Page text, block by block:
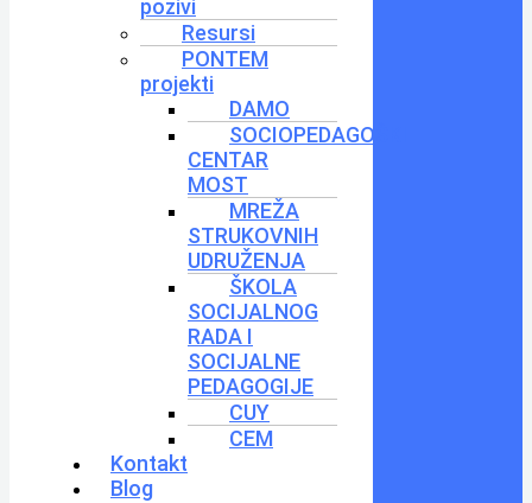
pozivi
Resursi
PONTEM
projekti
DAMO
SOCIOPEDAGOŠKI
CENTAR
MOST
MREŽA
STRUKOVNIH
UDRUŽENJA
ŠKOLA
SOCIJALNOG
RADA I
SOCIJALNE
PEDAGOGIJE
CUY
CEM
Kontakt
Blog